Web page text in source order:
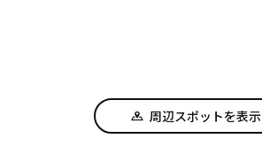
周辺スポットを表示